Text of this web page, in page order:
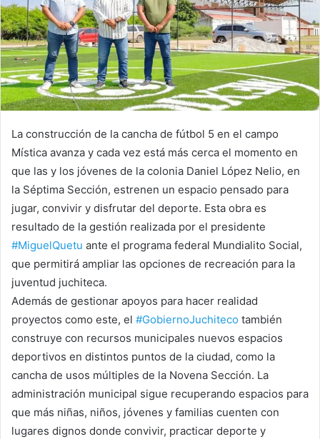
La construcción de la cancha de fútbol 5 en el campo
Mística avanza y cada vez está más cerca el momento en
que las y los jóvenes de la colonia Daniel López Nelio, en
la Séptima Sección, estrenen un espacio pensado para
jugar, convivir y disfrutar del deporte. Esta obra es
resultado de la gestión realizada por el presidente
#MiguelQuetu ante el programa federal Mundialito Social,
que permitirá ampliar las opciones de recreación para la
juventud juchiteca.
Además de gestionar apoyos para hacer realidad
proyectos como este, el #GobiernoJuchiteco también
construye con recursos municipales nuevos espacios
deportivos en distintos puntos de la ciudad, como la
cancha de usos múltiples de la Novena Sección. La
administración municipal sigue recuperando espacios para
que más niñas, niños, jóvenes y familias cuenten con
lugares dignos donde convivir, practicar deporte y